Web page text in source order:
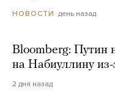
НОВОСТИ день назад
Bloomberg: Путин
на Набиуллину
2 дня назад